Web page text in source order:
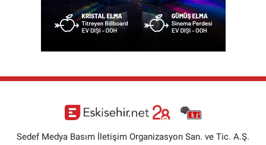
Sedef Medya Basım İletişim Organizasyon San. ve Tic. A.Ş.